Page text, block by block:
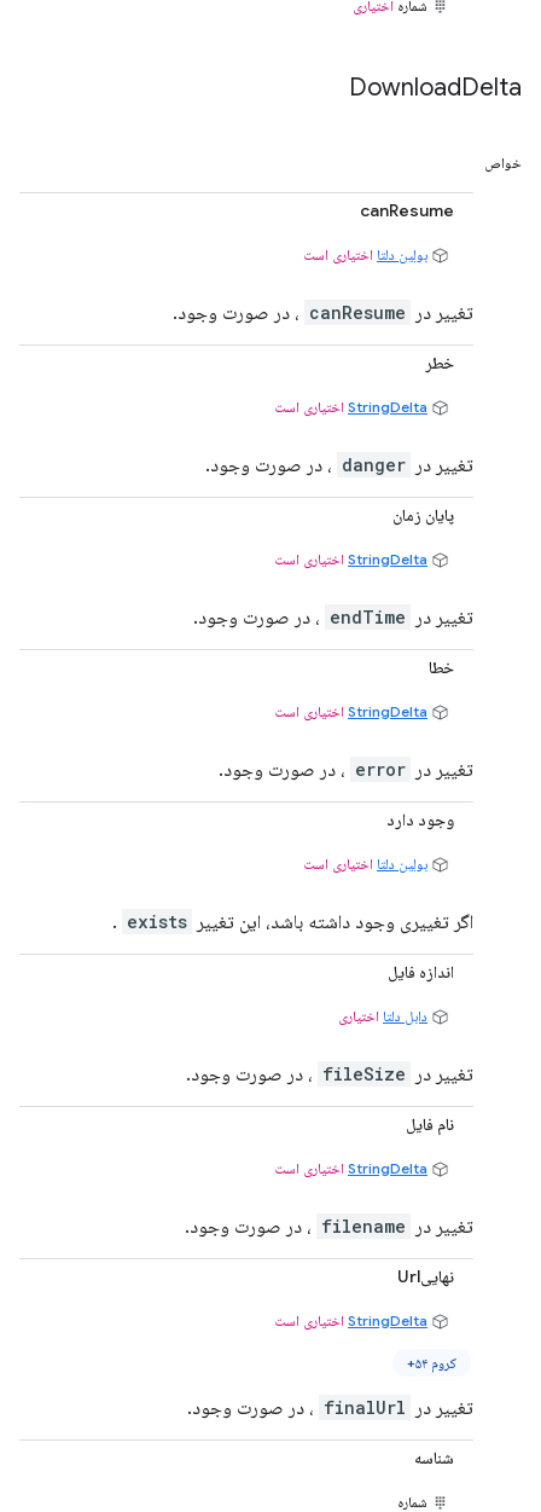
شماره اختیاری
DownloadDelta
خواص
canResume
بولین دلتا اختیاری است
تغییر در canResume ، در صورت وجود.
خطر
StringDelta اختیاری است
تغییر در danger ، در صورت وجود.
پایان زمان
StringDelta اختیاری است
تغییر در endTime ، در صورت وجود.
خطا
StringDelta اختیاری است
تغییر در error ، در صورت وجود.
وجود دارد
بولین دلتا اختیاری است
اگر تغییری وجود داشته باشد، این تغییر exists
.
اندازه فایل
دابل دلتا اختیاری
تغییر در fileSize ، در صورت وجود.
نام فایل
StringDelta اختیاری است
تغییر در filename ، در صورت وجود.
نهاییUrl
StringDelta اختیاری است
کروم ۵۴+
تغییر در finalUrl ، در صورت وجود.
شناسه
شماره